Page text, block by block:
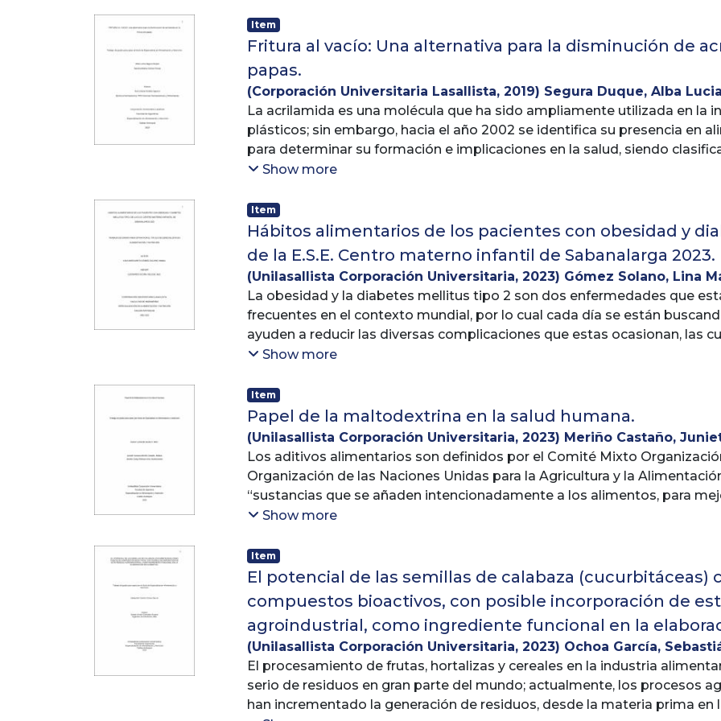
Resultados: La dieta basada en plantas, por su alto contenido
antiinflamatorios, apunta a ser un posible protocolo coadyuvante en el
la fibromialgia.
Conclusión: Se deben realizar estudios con mejor calidad metodológica
Item
Fritura al vacío: Una alternativa para la disminución de
papas.
(Corporación Universitaria Lasallista, 2019) Segura Duque, Alba Lucia
Milena;Giraldo Aguirre, Ana Liliana
La acrilamida es una molécula que ha sido ampliamente utilizada en la
plásticos; sin embargo, hacia el año 2002 se identifica su presencia en
para determinar su formación e implicaciones en la salud, siendo
IARC como posible cancerígeno categoría 2A. Tres (3) son las posibles
temperaturas. En este caso, las papas fritas, han sido una de las
interés por los investigadores, por contar con todas las condiciones
acrilamida y por su extendido consumo, por lo cual, se han realizado
reducir el contenido de ésta durante el proceso de fritura, identificando
los factores más críticos en la formación de acrilamida. En el presente
bibliográfica sobre las metodologías que se han investigado para la
durante la fritura, enfatizando particularmente en la fritura al vacío como
una comparación entre fritura convencional a presión atmosférica y
inferiores a 140°C, encontrando que esta última es una buena
conservación e incluso mejora de las propiedades sensoriales del
Show more
Item
Hábitos alimentarios de los pacientes con obesidad y
de la E.S.E. Centro materno infantil de Sabanalarga 2023.
(Unilasallista Corporación Universitaria, 2023) Gómez Solano, Lina
Leonardo Alfonso
La obesidad y la diabetes mellitus tipo 2 son dos enfermedades que
frecuentes en el contexto mundial, por lo cual cada día se están
ayuden a reducir las diversas complicaciones que estas ocasionan, las
control del índice glucémico y el peso. La obesidad y la diabetes mellitus
alimentos procesados y carbohidratos. El siguiente estudio tiene como
hábitos alimentarios de los pacientes con obesidad y DM2 de la E.S.E.
Sabanalarga. Esta investigación se realiza bajo un enfoque cuantitativo,
Show more
Item
Papel de la maltodextrina en la salud humana.
(Unilasallista Corporación Universitaria, 2023) Meriño Castaño,
Jhorlen Zulay;Acuña Velosa, Leonardo Alfonso
Los aditivos alimentarios son definidos por el Comité Mixto
Organización de las Naciones Unidas para la Agricultura y la
“sustancias que se añaden intencionadamente a los alimentos, para
textura o propiedades de conservación" (Spencer, 1974).
procesamiento, por lo que son ampliamente utilizados en la industria
Show more
Item
El potencial de las semillas de calabaza (cucurbitáceas)
compuestos bioactivos, con posible incorporación de
agroindustrial, como ingrediente funcional en la
(Unilasallista Corporación Universitaria, 2023) Ochoa García,
Álvarez, Dubán Ovidio
El procesamiento de frutas, hortalizas y cereales en la industria
serio de residuos en gran parte del mundo; actualmente, los procesos
han incrementado la generación de residuos, desde la materia prima en